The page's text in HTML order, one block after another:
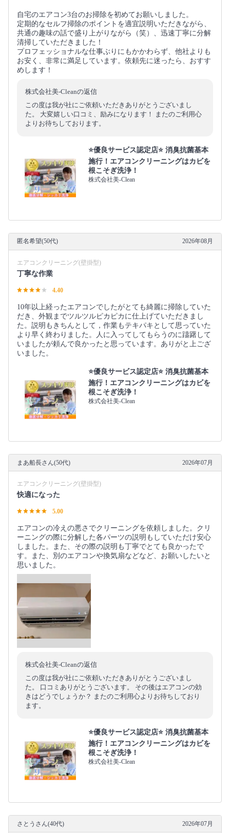
自宅のエアコン3台のお掃除を初めてお願いしました。
定期的なセルフ掃除のポイントを適宜説明いただきながら、
共通の趣味の話で盛り上がりながら（笑）、迅速丁寧に分解
清掃していただきました！
プロフェッショナルな仕事ぶりにもかかわらず、他社よりも
お安く、非常に満足しています。依頼先に迷ったら、おすす
めします！
株式会社美-Cleanの返信
この度は我が社にご依頼いただきありがとうございまし
た。 大変嬉しい口コミ、励みになります！ またのご利用心
よりお待ちしております。
⭐️優良サービス認定店⭐️ 消臭抗菌基本
施行！エアコンクリーニングはカビを
根こそぎ洗浄！
株式会社美-Clean
匿名希望(50代) 2026年08月
エアコンクリーニング(壁掛型)
丁寧な作業
4.40
10年以上経ったエアコンでしたがとても綺麗に掃除していた
だき、外観までツルツルピカピカに仕上げていただきまし
た。説明もきちんとして，作業もテキパキとして思っていた
より早く終わりました。人に入ってしてもらうのに躊躇して
いましたが頼んで良かったと思っています。ありがと上ござ
いました。
⭐️優良サービス認定店⭐️ 消臭抗菌基本
施行！エアコンクリーニングはカビを
根こそぎ洗浄！
株式会社美-Clean
まあ船長さん(50代) 2026年07月
エアコンクリーニング(壁掛型)
快適になった
5.00
エアコンの冷えの悪さでクリーニングを依頼しました。クリ
ーニングの際に分解した各パーツの説明もしていただけ安心
しました。また、その際の説明も丁寧でとても良かったで
す。また、別のエアコンや換気扇などなど、お願いしたいと
思いました。
株式会社美-Cleanの返信
この度は我が社にご依頼いただきありがとうございまし
た。 口コミありがとうございます。 その後はエアコンの効
きはどうでしょうか？ またのご利用心よりお待ちしており
ます。
⭐️優良サービス認定店⭐️ 消臭抗菌基本
施行！エアコンクリーニングはカビを
根こそぎ洗浄！
株式会社美-Clean
さとうさん(40代) 2026年07月